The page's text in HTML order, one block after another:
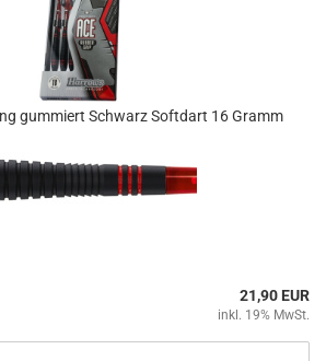
gum­mi­ert Schwarz Softdart 16 Gramm
21,90 EUR
inkl. 19% MwSt.